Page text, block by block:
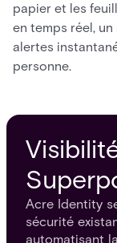
papier et les
en temps réel,
alertes
personne.
Acre Identity
sécurité
automatisant